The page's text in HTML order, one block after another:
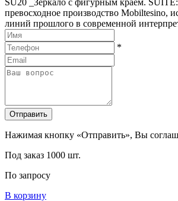
SU20 _Зеркало с фигурным краем.
превосходное производство Mobiltesino,
линий прошлого в современной
*
Отправить
Нажимая кнопку «Отправить», Вы
Под заказ 1000 шт.
По запросу
В корзину